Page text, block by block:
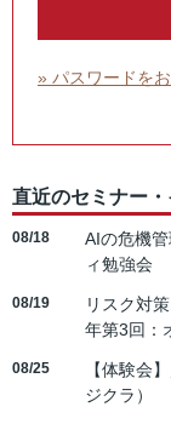
» パスワードを
直近のセミナー・
08/18
AIの危機
ィ勉強会
08/19
リスク対
年第3回：
08/25
【体験会
ジクラ）